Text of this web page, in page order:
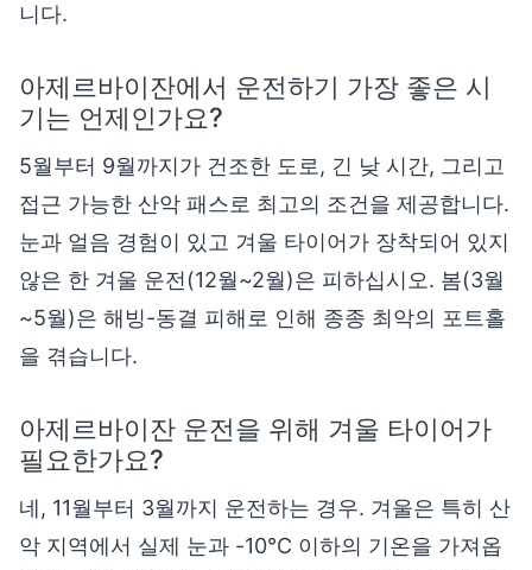
니다.
아제르바이잔에서 운전하기 가장 좋은 시
기는 언제인가요?
5월부터 9월까지가 건조한 도로, 긴 낮 시간, 그리고
접근 가능한 산악 패스로 최고의 조건을 제공합니다.
눈과 얼음 경험이 있고 겨울 타이어가 장착되어 있지
않은 한 겨울 운전(12월~2월)은 피하십시오. 봄(3월
~5월)은 해빙-동결 피해로 인해 종종 최악의 포트홀
을 겪습니다.
아제르바이잔 운전을 위해 겨울 타이어가
필요한가요?
네, 11월부터 3월까지 운전하는 경우. 겨울은 특히 산
악 지역에서 실제 눈과 -10°C 이하의 기온을 가져옵